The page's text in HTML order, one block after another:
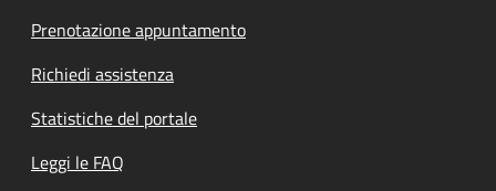
Prenotazione appuntamento
Richiedi assistenza
Statistiche del portale
Leggi le FAQ